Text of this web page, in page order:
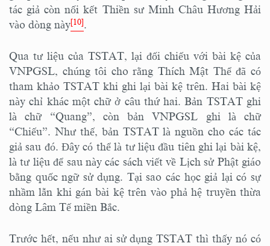
tác giả còn nối kết Thiền sư Minh Châu Hương Hải
vào dòng này[10].
Qua tư liệu của TSTAT, lại đối chiếu với bài kệ của
VNPGSL, chúng tôi cho rằng Thích Mật Thể đã có
tham khảo TSTAT khi ghi lại bài kệ trên. Hai bài kệ
này chỉ khác một chữ ở câu thứ hai. Bản TSTAT ghi
là chữ “Quang”, còn bản VNPGSL ghi là chữ
“Chiếu”. Như thế, bản TSTAT là nguồn cho các tác
giả sau đó. Đây có thể là tư liệu đầu tiên ghi lại bài kệ,
là tư liệu để sau này các sách viết về Lịch sử Phật giáo
bằng quốc ngữ sử dụng. Tại sao các học giả lại có sự
nhầm lẫn khi gán bài kệ trên vào phả hệ truyền thừa
dòng Lâm Tế miền Bắc.
Trước hết, nếu như ai sử dụng TSTAT thì thấy nó có